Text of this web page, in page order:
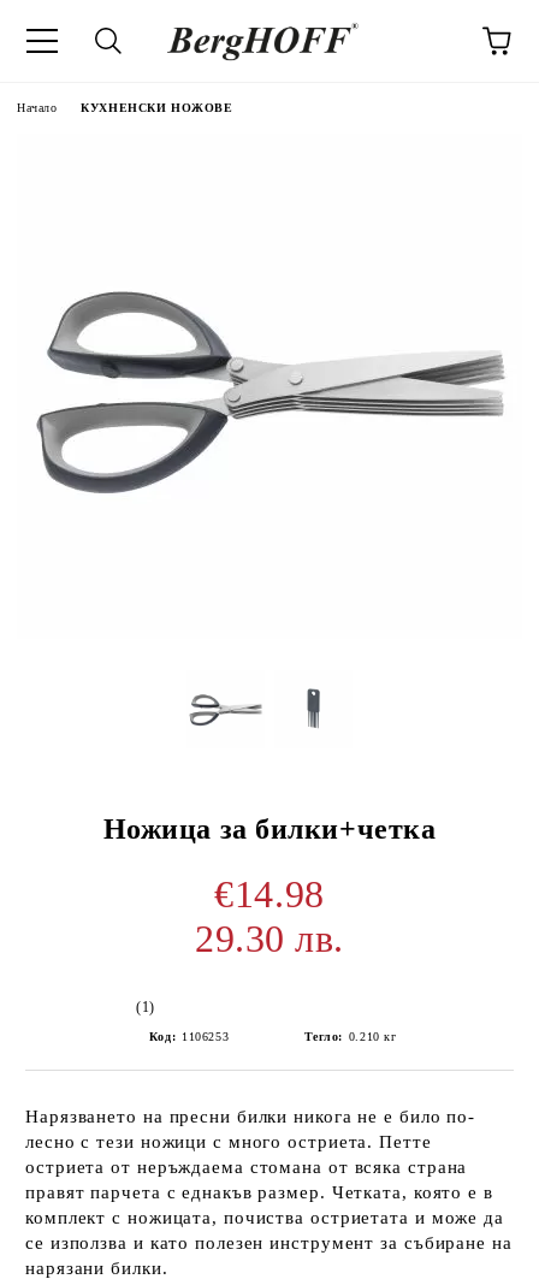
Начало КУХНЕНСКИ НОЖОВЕ
Ножица за билки+четка
€14.98
29.30 лв.
(1)
Код: 1106253 Тегло: 0.210 кг
Нарязването на пресни билки никога не е било по-
лесно с тези ножици с много остриета. Петте
остриета от неръждаема стомана от всяка страна
правят парчета с еднакъв размер. Четката, която е в
комплект с ножицата, почиства остриетата и може да
се използва и като полезен инструмент за събиране на
нарязани билки.